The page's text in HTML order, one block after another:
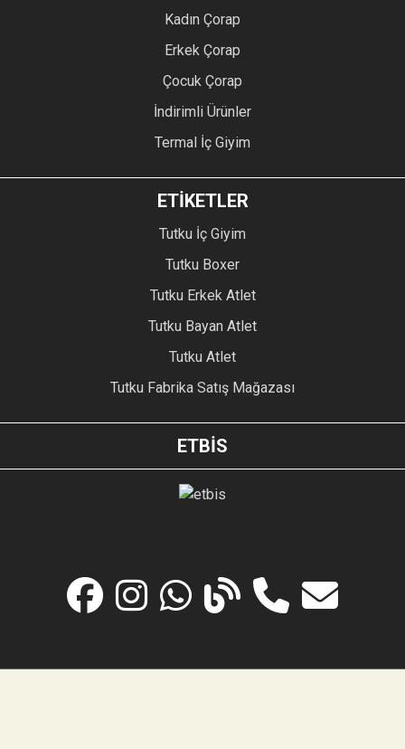
Kadın Çorap
Erkek Çorap
Çocuk Çorap
İndirimli Ürünler
Termal İç Giyim
ETİKETLER
Tutku İç Giyim
Tutku Boxer
Tutku Erkek Atlet
Tutku Bayan Atlet
Tutku Atlet
Tutku Fabrika Satış Mağazası
ETBİS